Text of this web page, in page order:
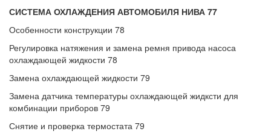
СИСТЕМА ОХЛАЖДЕНИЯ АВТОМОБИЛЯ НИВА 77
Особенности конструкции 78
Регулировка натяжения и замена ремня привода насоса
охлаждающей жидкости 78
Замена охлаждающей жидкости 79
Замена датчика температуры охлаждающей жидксти для
комбинации приборов 79
Снятие и проверка термостата 79